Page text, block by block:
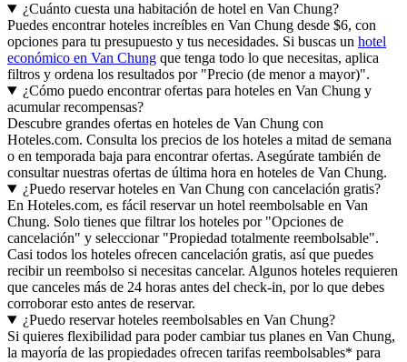
¿Cuánto cuesta una habitación de hotel en Van Chung?
Puedes encontrar hoteles increíbles en Van Chung desde $6, con
opciones para tu presupuesto y tus necesidades. Si buscas un hotel
económico en Van Chung que tenga todo lo que necesitas, aplica
filtros y ordena los resultados por "Precio (de menor a mayor)".
¿Cómo puedo encontrar ofertas para hoteles en Van Chung y
acumular recompensas?
Descubre grandes ofertas en hoteles de Van Chung con
Hoteles.com. Consulta los precios de los hoteles a mitad de semana
o en temporada baja para encontrar ofertas. Asegúrate también de
consultar nuestras ofertas de última hora en hoteles de Van Chung.
¿Puedo reservar hoteles en Van Chung con cancelación gratis?
En Hoteles.com, es fácil reservar un hotel reembolsable en Van
Chung. Solo tienes que filtrar los hoteles por "Opciones de
cancelación" y seleccionar "Propiedad totalmente reembolsable".
Casi todos los hoteles ofrecen cancelación gratis, así que puedes
recibir un reembolso si necesitas cancelar. Algunos hoteles requieren
que canceles más de 24 horas antes del check-in, por lo que debes
corroborar esto antes de reservar.
¿Puedo reservar hoteles reembolsables en Van Chung?
Si quieres flexibilidad para poder cambiar tus planes en Van Chung,
la mayoría de las propiedades ofrecen tarifas reembolsables* para